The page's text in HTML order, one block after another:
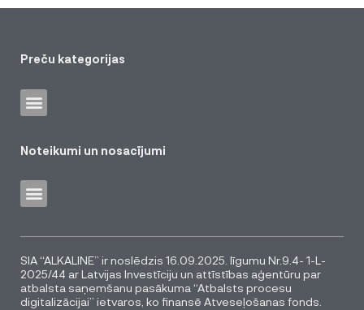
Preču kategorijas
Noteikumi un nosacījumi
SIA “ALKALINE” ir noslēdzis 16.09.2025. līgumu Nr.9.4- 1-L-
2025/44 ar Latvijas Investīciju un attīstības aģentūru par
atbalsta saņemšanu pasākuma “Atbalsts procesu
digitalizācijai” ietvaros, ko finansē Atveseļošanas fonds.